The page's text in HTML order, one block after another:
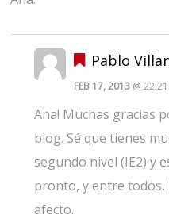
Pablo
FEB 17, 2013 @
Ana! Muchas gracias
blog. Sé que tienes
segundo nivel (IE2) y
pronto, y entre todos,
afecto.